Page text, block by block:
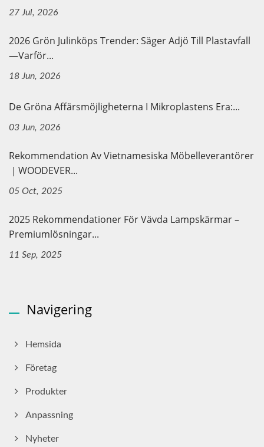
27 Jul, 2026
2026 Grön Julinköps Trender: Säger Adjö Till Plastavfall
—Varför...
18 Jun, 2026
De Gröna Affärsmöjligheterna I Mikroplastens Era:...
03 Jun, 2026
Rekommendation Av Vietnamesiska Möbelleverantörer
｜WOODEVER...
05 Oct, 2025
2025 Rekommendationer För Vävda Lampskärmar –
Premiumlösningar...
11 Sep, 2025
Navigering
Hemsida
Företag
Produkter
Anpassning
Nyheter